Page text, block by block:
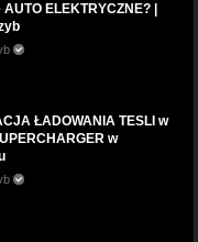
ELEKTRYCZNE? |
ŁADOWANIA TESLI w
w